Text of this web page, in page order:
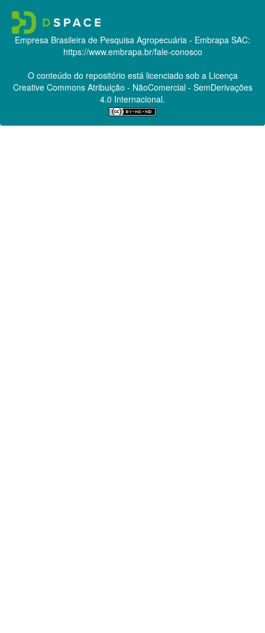
Empresa Brasileira de Pesquisa Agropecuária - Embrapa SAC:
https://www.embrapa.br/fale-conosco
O conteúdo do repositório está licenciado sob a Licença
Creative CommonsAtribuição - NãoComercial - SemDerivações
4.0 Internacional.